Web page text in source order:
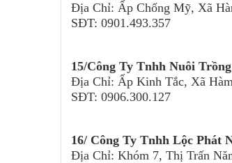
Địa Chỉ: Ấp Chống Mỹ, Xã
SĐT: 0901.493.357
15/Công Ty Tnhh Nuôi
Địa Chỉ: Ấp Kinh Tắc, Xã
SĐT: 0906.300.127
16/ Công Ty Tnhh Lộc Phát
Địa Chỉ: Khóm 7, Thị Trấn